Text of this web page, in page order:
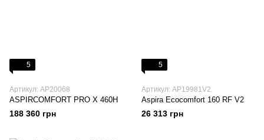
5
Артикул: AP20068
ASPIRCOMFORT PRO X 460H
188 360 грн
5
Артикул: AP19981V2
Aspira Ecocomfort 160 RF V2
26 313 грн